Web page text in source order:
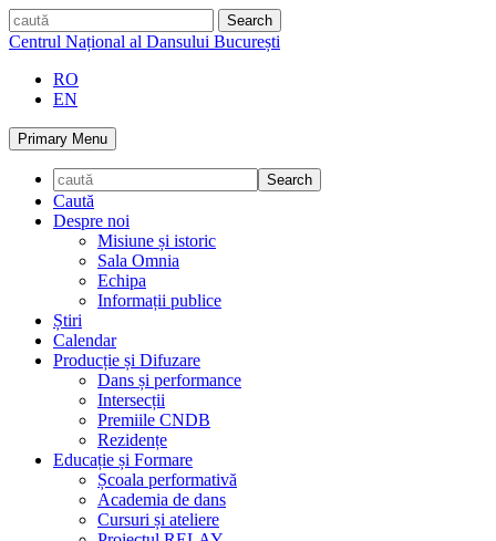
Skip
to
caută
Centrul Național al Dansului București
RO
EN
Primary Menu
Caută
Despre noi
Misiune și istoric
Sala Omnia
Echipa
Informații publice
Știri
Calendar
Producție și Difuzare
Dans și performance
Intersecții
Premiile CNDB
Rezidențe
Educație și Formare
Școala performativă
Academia de dans
Cursuri și ateliere